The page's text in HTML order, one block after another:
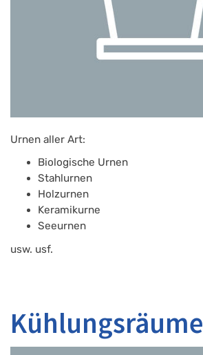
Urnen aller Art:
Biologische Urnen
Stahlurnen
Holzurnen
Keramikurne
Seeurnen
usw. usf.
Kühlungsräume